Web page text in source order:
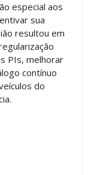
especial aos
sua
resultou em
PIs, melhorar
contínuo
do